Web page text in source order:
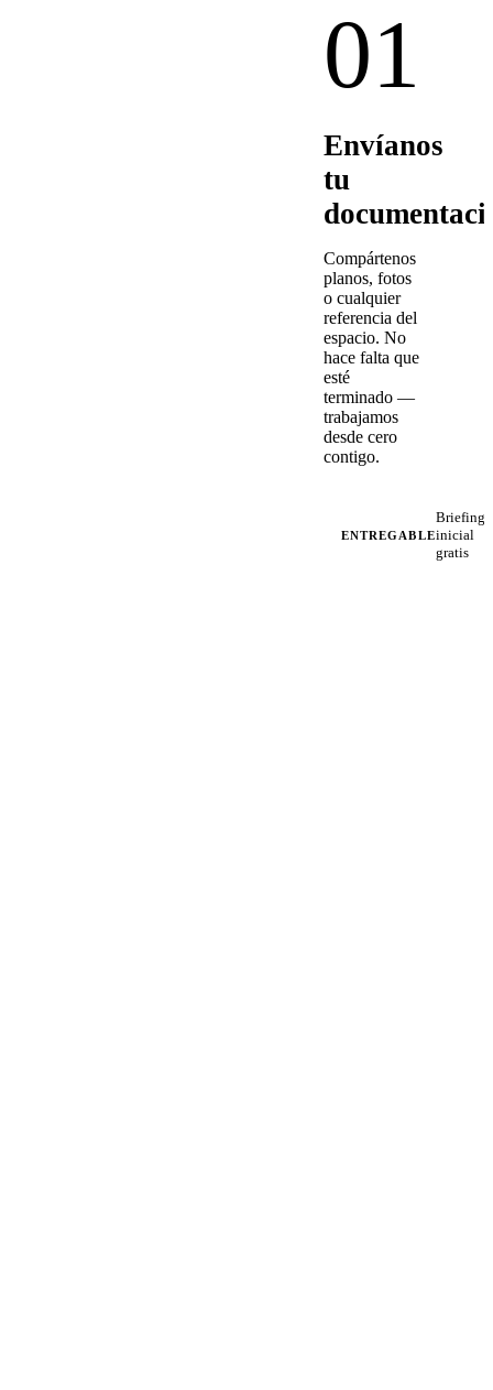
01
Envíanos
tu
Compártenos
planos, fotos
o cualquier
referencia del
espacio. No
hace falta que
esté
terminado —
trabajamos
desde cero
contigo.
ENTREGABLE
Briefing
inicial
gratis